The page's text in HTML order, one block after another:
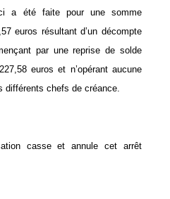
a été faite pour une somme
euros résultant d’un décompte
par une reprise de solde
euros et n’opérant aucune
différents chefs de créance.
casse et annule cet arrêt